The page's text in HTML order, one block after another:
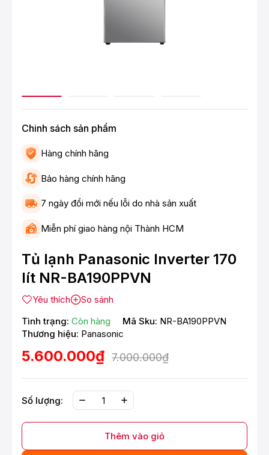
Chinh sách sản phẩm
Hàng chính hãng
Bảo hàng chính hãng
7 ngày đổi mới nếu lỗi do nhà sản xuất
Miễn phí giao hàng nội Thành HCM
Tủ lạnh Panasonic Inverter 170
lít NR-BA190PPVN
Yêu thích
So sánh
Tình trạng: Còn hàng Mã Sku: NR-BA190PPVN
Thương hiệu: Panasonic
5.600.000₫ 7.000.000₫
Số lượng:
Thêm vào giỏ